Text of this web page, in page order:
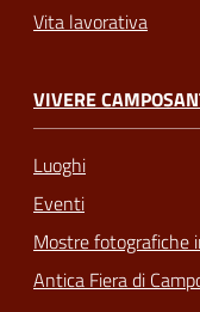
Vita lavorativa
VIVERE
Luoghi
Eventi
Mostre fotografiche
Antica Fiera di